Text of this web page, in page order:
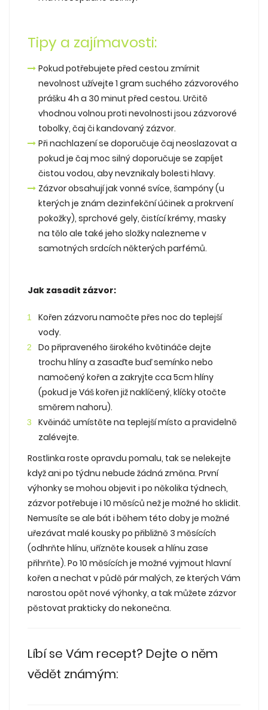
Tipy a zajímavosti:
Pokud potřebujete před cestou zmírnit
nevolnost užívejte 1 gram suchého zázvorového
prášku 4h a 30 minut před cestou. Určitě
vhodnou volnou proti nevolnosti jsou zázvorové
tobolky, čaj či kandovaný zázvor.
Při nachlazení se doporučuje čaj neoslazovat a
pokud je čaj moc silný doporučuje se zapíjet
čistou vodou, aby nevznikaly bolesti hlavy.
Zázvor obsahují jak vonné svíce, šampóny (u
kterých je znám dezinfekční účinek a prokrvení
pokožky), sprchové gely, čistící krémy, masky
na tělo ale také jeho složky nalezneme v
samotných srdcích některých parfémů.
Jak zasadit zázvor:
Kořen zázvoru namočte přes noc do teplejší
vody.
Do připraveného širokého květináče dejte
trochu hlíny a zasaďte buď semínko nebo
namočený kořen a zakryjte cca 5cm hlíny
(pokud je Váš kořen již naklíčený, klíčky otočte
směrem nahoru).
Kvěináč umístěte na teplejší místo a pravidelně
zalévejte.
Rostlinka roste opravdu pomalu, tak se nelekejte
když ani po týdnu nebude žádná změna. První
výhonky se mohou objevit i po několika týdnech,
zázvor potřebuje i 10 měsíců než je možné ho sklidit.
Nemusíte se ale bát i během této doby je možné
uřezávat malé kousky po přibližně 3 měsících
(odhrňte hlínu, uřízněte kousek a hlínu zase
přihrňte). Po 10 měsících je možné vyjmout hlavní
kořen a nechat v půdě pár malých, ze kterých Vám
narostou opět nové výhonky, a tak můžete zázvor
pěstovat prakticky do nekonečna.
Líbí se Vám recept? Dejte o něm
vědět známým: